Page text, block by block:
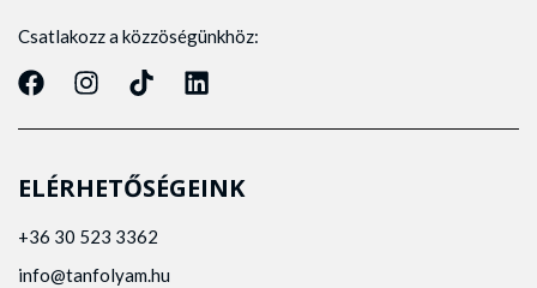
Csatlakozz a közzöségünkhöz:
ELÉRHETŐSÉGEINK
+36 30 523 3362
info@tanfolyam.hu